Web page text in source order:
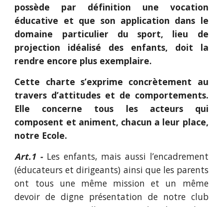
possède par définition une vocation
éducative et que son application dans le
domaine particulier du sport, lieu de
projection idéalisé des enfants, doit la
rendre encore plus exemplaire.
Cette charte s’exprime concrètement au
travers d’attitudes et de comportements.
Elle concerne tous les acteurs qui
composent et animent, chacun a leur place,
notre Ecole.
Art.1 -Les enfants, mais aussi l’encadrement
(éducateurs et dirigeants) ainsi que les parents
ont tous une même mission et un même
devoir de digne présentation de notre club